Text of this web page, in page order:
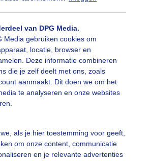
van DPG Media.
Media gebruiken cookies om
locatie, browser en
Deze informatie combineren
die je zelf deelt met ons, zoals
aanmaakt. Dit doen we om het
te analyseren en onze websites
als je hier toestemming voor geeft,
om onze content, communicatie
en je relevante advertenties
#fietsers
#kiters #kurkdroog
#maan #mist
#paraplu
#strakblauwelucht
Mijn weer